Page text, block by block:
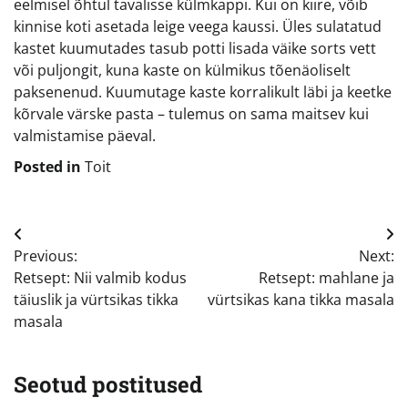
eelmisel õhtul tavalisse külmkappi. Kui on kiire, võib
kinnise koti asetada leige veega kaussi. Üles sulatatud
kastet kuumutades tasub potti lisada väike sorts vett
või puljongit, kuna kaste on külmikus tõenäoliselt
paksenenud. Kuumutage kaste korralikult läbi ja keetke
kõrvale värske pasta – tulemus on sama maitsev kui
valmistamise päeval.
Posted in Toit
Navigeerimine
Previous:
Retsept: Nii valmib kodus
täiuslik ja vürtsikas tikka
masala
Next:
Retsept: mahlane ja
vürtsikas kana tikka masala
Seotud postitused